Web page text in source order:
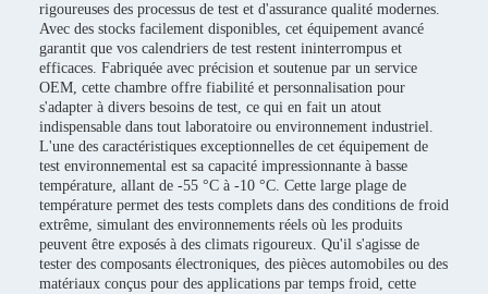
rigoureuses des processus de test et d'assurance qualité modernes.
Avec des stocks facilement disponibles, cet équipement avancé
garantit que vos calendriers de test restent ininterrompus et
efficaces. Fabriquée avec précision et soutenue par un service
OEM, cette chambre offre fiabilité et personnalisation pour
s'adapter à divers besoins de test, ce qui en fait un atout
indispensable dans tout laboratoire ou environnement industriel.
L'une des caractéristiques exceptionnelles de cet équipement de
test environnemental est sa capacité impressionnante à basse
température, allant de -55 °C à -10 °C. Cette large plage de
température permet des tests complets dans des conditions de froid
extrême, simulant des environnements réels où les produits
peuvent être exposés à des climats rigoureux. Qu'il s'agisse de
tester des composants électroniques, des pièces automobiles ou des
matériaux conçus pour des applications par temps froid, cette